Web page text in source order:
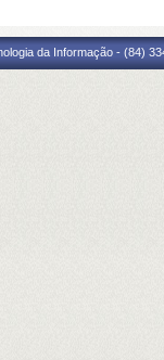
da Informação - (84)